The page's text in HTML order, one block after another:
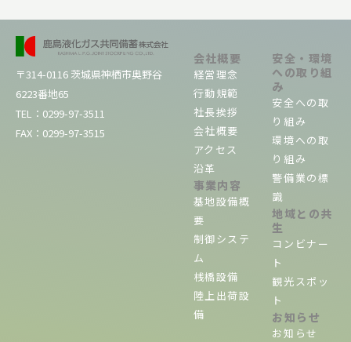
〒314-0116 茨城県神栖市奥野谷
6223番地65
TEL：0299-97-3511
FAX：0299-97-3515
会社概要
経営理念
行動規範
社長挨拶
会社概要
アクセス
沿革
事業内容
基地設備概
要
制御システ
ム
桟橋設備
陸上出荷設
備
安全・環境
への取り組
み
安全への取
り組み
環境への取
り組み
警備業の標
識
地域との共
生
コンビナー
ト
観光スポッ
ト
お知らせ
お知らせ